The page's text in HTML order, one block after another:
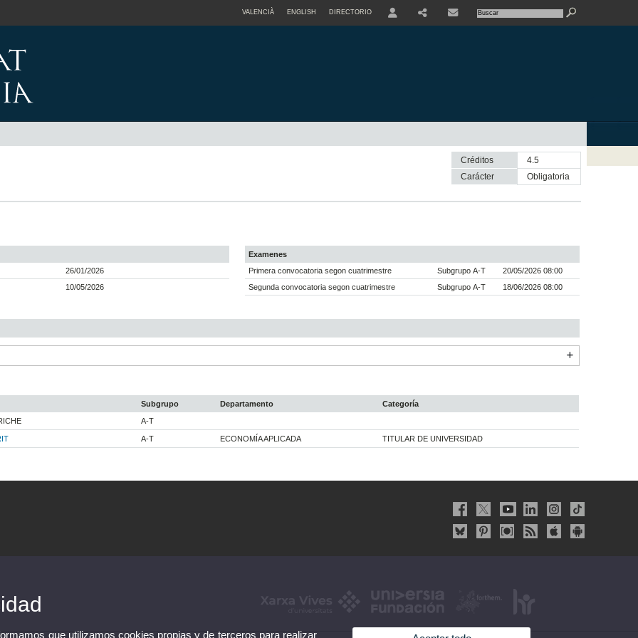
VALENCIÀ ENGLISH DIRECTORIO
Créditos
4.5
Carácter
obligatoria
26/01/2026
10/05/2026
Examenes
Primera convocatoria segon cuatrimestre
Subgrupo A-T
20/05/2026 08:00
Segunda convocatoria segon cuatrimestre
Subgrupo A-T 18/06/2026 08:00
Subgrupo Departamento
Categoría
A-T
A-T ECONOMÍA APLICADA TITULAR DE UNIVERSIDAD
que utilizamos cookies propias y de terceros para realizar